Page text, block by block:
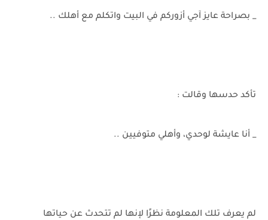
_ بصراحة عايز آجي أزوركم في البيت واتكلم مع أهلك ..
تأكد حدسها وقالت :
_ أنا عايشة لوحدي، وأهلي متوفيين ..
لم يعرف تلك المعلومة نظرًا لإنها لم تتحدث عن حياتها